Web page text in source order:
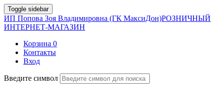
Toggle sidebar
ИП Попова Зоя Владимировна (ГК МаксиДон)РОЗНИЧНЫЙ
ИНТЕРНЕТ-МАГАЗИН
Корзина 0
Контакты
Вход
Введите символ